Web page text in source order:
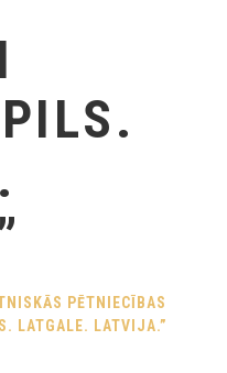
PĒTNIECĪBAS
LATGALE. LATVIJA.”